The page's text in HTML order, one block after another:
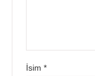
İsim*